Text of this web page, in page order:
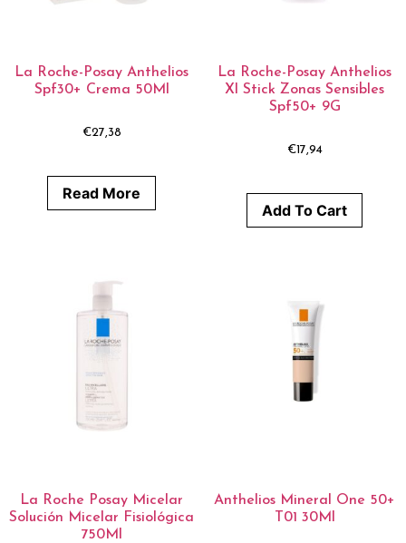
La Roche-Posay Anthelios
Spf30+ Crema 50Ml
€27,38
Read More
La Roche-Posay Anthelios
Xl Stick Zonas Sensibles
Spf50+ 9G
€17,94
Add To Cart
La Roche Posay Micelar
Solución Micelar Fisiológica
750Ml
Anthelios Mineral One 50+
T01 30Ml